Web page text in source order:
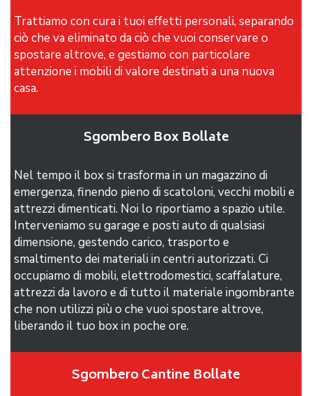
Trattiamo con cura i tuoi effetti personali, separando
ciò che va eliminato da ciò che vuoi conservare o
spostare altrove, e gestiamo con particolare
attenzione i mobili di valore destinati a una nuova
casa.
Sgombero Box Bollate
Nel tempo il box si trasforma in un magazzino di
emergenza, finendo pieno di scatoloni, vecchi mobili e
attrezzi dimenticati. Noi lo riportiamo a spazio utile.
Interveniamo su garage e posti auto di qualsiasi
dimensione, gestendo carico, trasporto e
smaltimento dei materiali in centri autorizzati. Ci
occupiamo di mobili, elettrodomestici, scaffalature,
attrezzi da lavoro e di tutto il materiale ingombrante
che non utilizzi più o che vuoi spostare altrove,
liberando il tuo box in poche ore.
Sgombero Cantine Bollate